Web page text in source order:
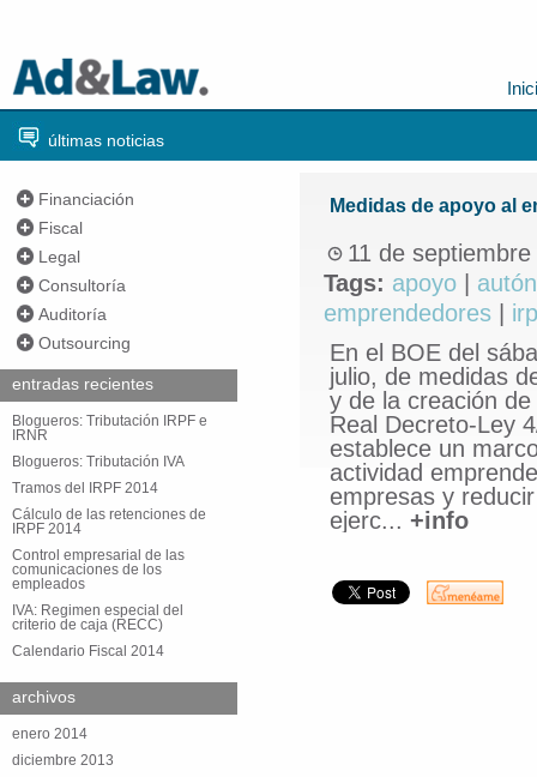
últimas noticias
Financiación
Fiscal
Legal
Consultoría
Auditoría
Outsourcing
entradas recientes
Blogueros: Tributación IRPF e
IRNR
Blogueros: Tributación IVA
Tramos del IRPF 2014
Cálculo de las retenciones de
IRPF 2014
Control empresarial de las
comunicaciones de los
empleados
IVA: Regimen especial del
criterio de caja (RECC)
Calendario Fiscal 2014
archivos
enero 2014
diciembre 2013
Medidas de apoyo al
11 de
Tags: apoyo
emprendedores
En el BOE del
julio, de medidas
y de la creación
Real Decreto-Ley
establece un
actividad
empresas y
ejerc... +info